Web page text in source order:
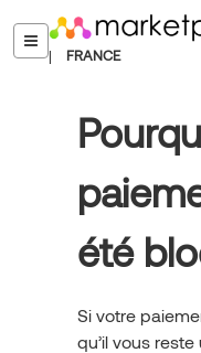
au
contenu
menu
| FRANCE
été
Si votre
qu’il vous